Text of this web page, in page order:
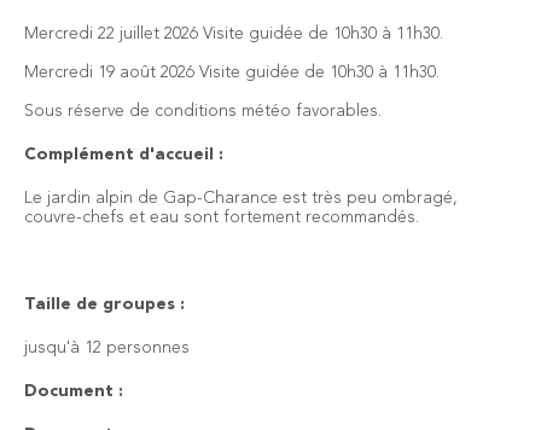
Mercredi 22 juillet 2026 Visite guidée de 10h30 à 11h30.
Mercredi 19 août 2026 Visite guidée de 10h30 à 11h30.
Sous réserve de conditions météo favorables.
Complément d'accueil :
Le jardin alpin de Gap-Charance est très peu ombragé,
couvre-chefs et eau sont fortement recommandés.
Taille de groupes :
jusqu'à 12 personnes
Document :